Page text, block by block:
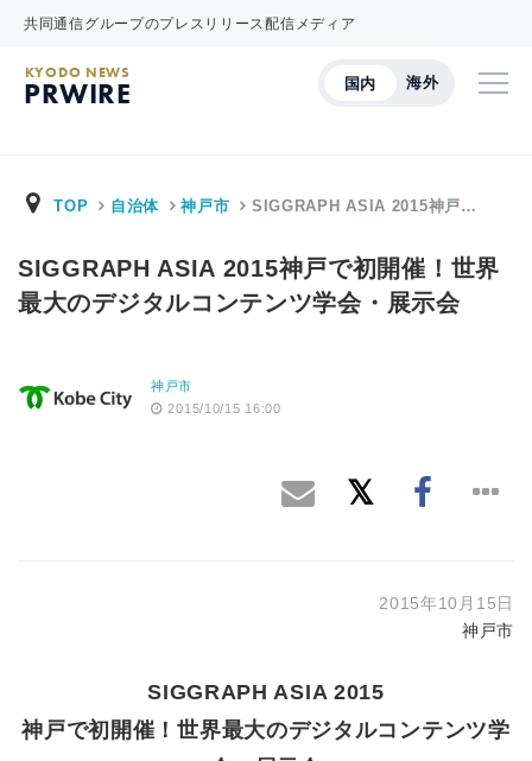
共同通信グループのプレスリリース配信メディア
国内 海外
KYODO NEWS
PRWIRE
TOP 自治体 神戸市 SIGGRAPH ASIA 2015神戸…
SIGGRAPH ASIA 2015神戸で初開催！世界
最大のデジタルコンテンツ学会・展示会
神戸市
2015/10/15 16:00
2015年10月15日
神戸市
SIGGRAPH ASIA 2015
神戸で初開催！世界最大のデジタルコンテンツ学